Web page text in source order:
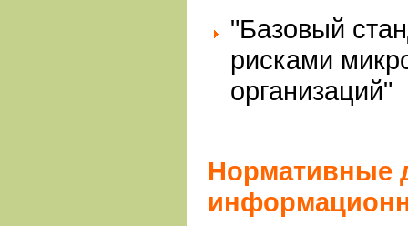
"Базовый
рисками
организаций"
Нормативные